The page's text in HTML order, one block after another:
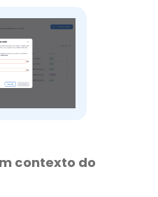
contexto do